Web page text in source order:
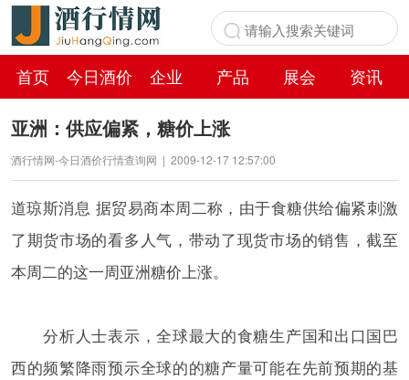
首页 今日酒价 企业 产品 展会
资讯
百科
亚洲：供应偏紧，糖价上涨
酒行情网-今日酒价行情查询网 | 2009-12-17 12:57:00
道琼斯消息 据贸易商本周二称，由于食糖供给偏紧刺激
了期货市场的看多人气，带动了现货市场的销售，截至
本周二的这一周亚洲糖价上涨。
分析人士表示，全球最大的食糖生产国和出口国巴
西的频繁降雨预示全球的的糖产量可能在先前预期的基